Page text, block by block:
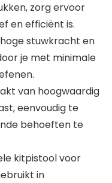
zorg ervoor
en efficiënt is.
stuwkracht en
je met minimale
van hoogwaardig
eenvoudig te
behoeften te
kitpistool voor
in